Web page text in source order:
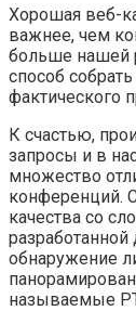
Хорошая веб-
важнее, чем
больше нашей
способ
фактического
К счастью,
запросы и в
множество
конференций.
качества со
обнаружение
называемые